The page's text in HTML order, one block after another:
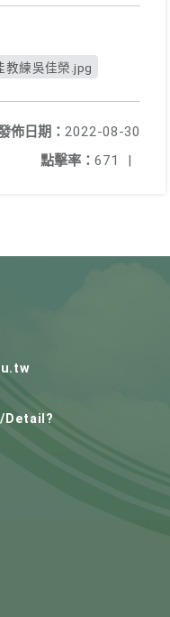
教練吳佳榮.jpg
佈日期： 2022-08-30
點擊率： 671 |